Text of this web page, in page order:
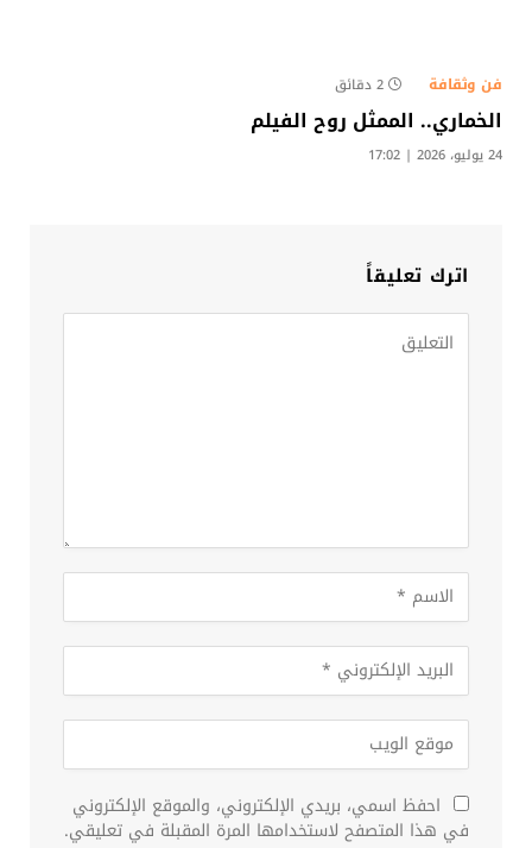
فن وثقافة 2 دقائق
الخماري.. الممثل روح الفيلم
24 يوليو، 2026 | 17:02
اترك تعليقاً
احفظ اسمي، بريدي الإلكتروني، والموقع الإلكتروني
في هذا المتصفح لاستخدامها المرة المقبلة في تعليقي.